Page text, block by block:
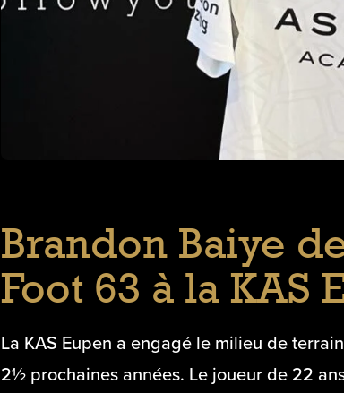
Brandon Baiye
Foot 63 à la KAS
La KAS Eupen a engagé le milieu de
2½ prochaines années. Le joueur de 22